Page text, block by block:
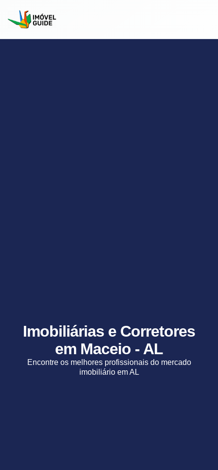
Imobiliárias e Corretores
em Maceio - AL
Encontre os melhores profissionais do mercado
imobiliário em AL